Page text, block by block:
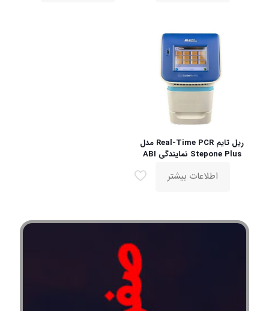
ریل تایم Real-Time PCR مدل
Stepone Plus نمایندگی ABI
اطلاعات بیشتر